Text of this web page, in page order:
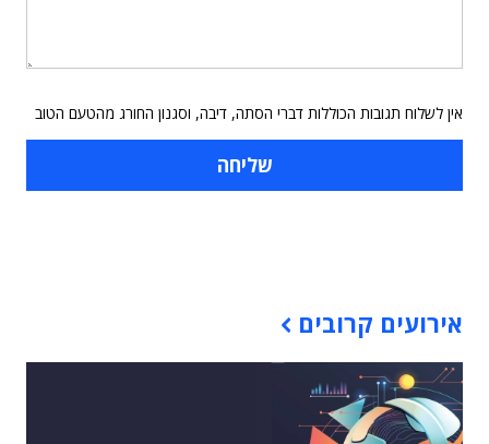
אין לשלוח תגובות הכוללות דברי הסתה, דיבה, וסגנון החורג מהטעם הטוב
אירועים קרובים